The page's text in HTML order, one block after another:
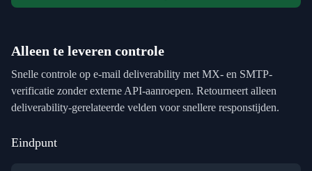
Alleen te leveren controle
Snelle controle op e-mail deliverability met MX- en SMTP-
verificatie zonder externe API-aanroepen. Retourneert alleen
deliverability-gerelateerde velden voor snellere responstijden.
Eindpunt